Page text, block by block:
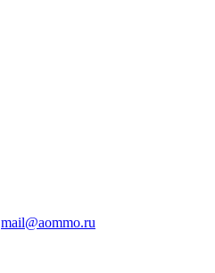
mail@aommo.ru